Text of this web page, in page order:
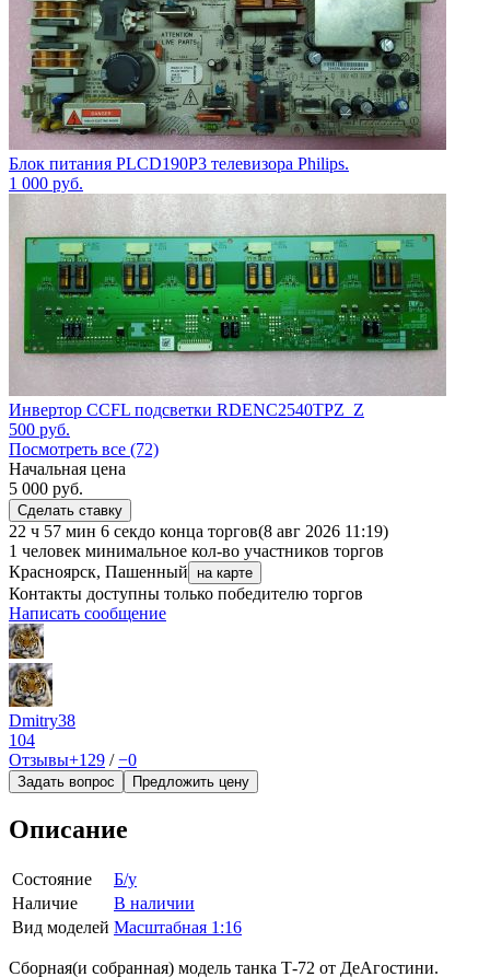
Блок питания PLCD190P3 телевизора Philips.
1 000 руб.
Инвертор CCFL подсветки RDENC2540TPZ_Z
500 руб.
Посмотреть все (72)
Начальная цена
5 000 руб.
Сделать ставку
22 ч 57 мин 6 секдо конца торгов(8 авг 2026 11:19)
1 человек минимальное кол-во участников торгов
Красноярск, Пашенный
на карте
Контакты доступны только победителю торгов
Написать сообщение
Dmitry38
104
Отзывы+129 /−0
Задать вопрос Предложить цену
Описание
Состояние
Б/у
Наличие
В наличии
Вид моделей Масштабная 1:16
Сборная(и собранная) модель танка Т-72 от ДеАгостини.